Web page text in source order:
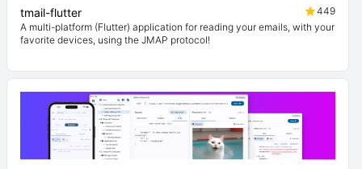
tmail-flutter
449
A multi-platform (Flutter) application for reading your emails, with your
favorite devices, using the JMAP protocol!